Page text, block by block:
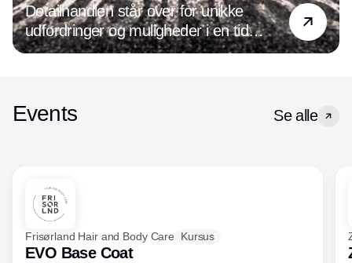
Detailhandlen står over for unikke
udfordringer og muligheder i en tid
præget af digital transformation og
de nyeste tendenser og holde øje med
kundeoplevelsen, øges salget og
indtjeningen.
Events Se alle
Frisørland Hair and Body Care Kursus
EVO Base Coat